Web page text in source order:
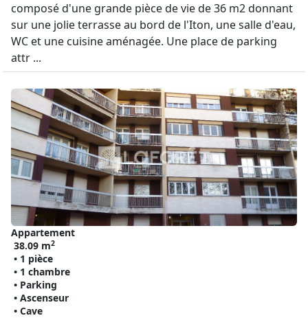
composé d'une grande pièce de vie de 36 m2 donnant
sur une jolie terrasse au bord de l'Iton, une salle d'eau,
WC et une cuisine aménagée. Une place de parking
attr ...
Appartement
38.09 m2
• 1 pièce
• 1 chambre
• Parking
• Ascenseur
• Cave